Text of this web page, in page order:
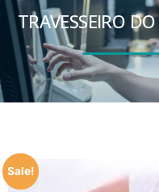
TRAVESSEIRO
Sale!